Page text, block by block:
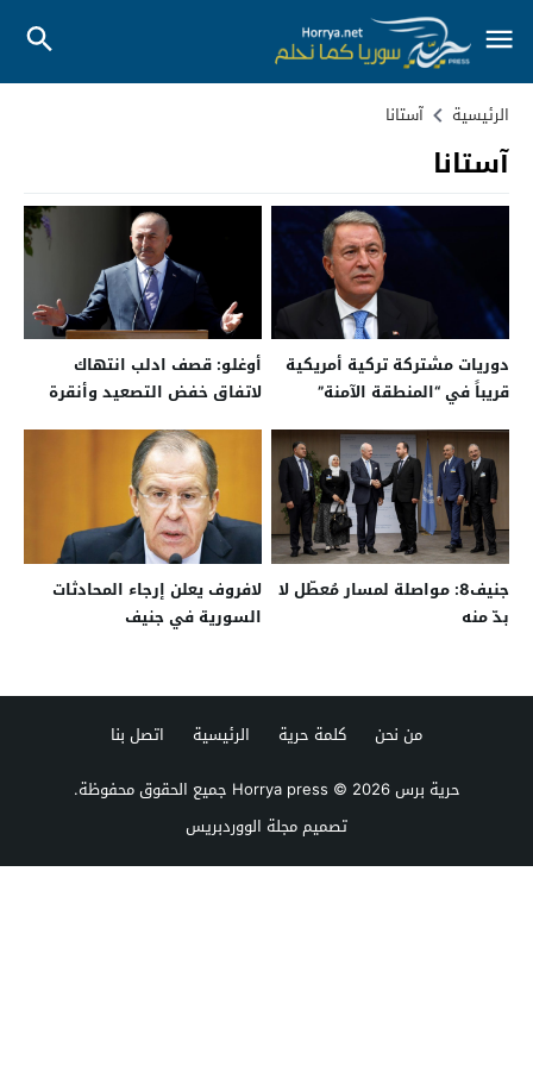
الرئيسية آستانا
آستانا
دوريات مشتركة تركية أمريكية
قريباً في “المنطقة الآمنة”
أوغلو: قصف ادلب انتهاك
لاتفاق خفض التصعيد وأنقرة
جنيف8: مواصلة لمسار مُعطّل لا
بدّ منه
لافروف يعلن إرجاء المحادثات
السورية في جنيف
من نحن كلمة حرية الرئيسية
اتصل بنا
حرية برس Horrya press© 2026 جميع الحقوق محفوظة.
تصميممجلة الووردبريس